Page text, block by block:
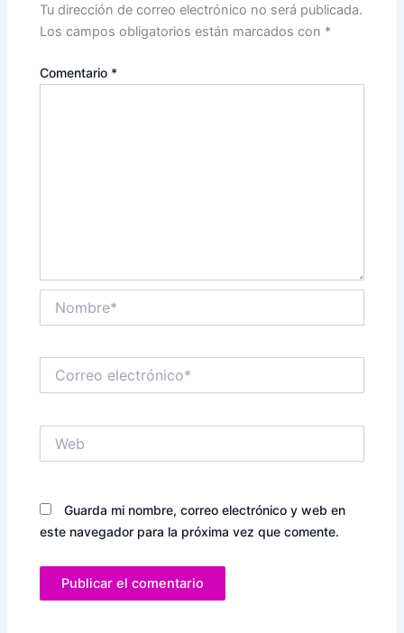
Tu dirección de correo electrónico no será publicada.
Los campos obligatorios están marcados con *
Comentario *
electrónico*
Guarda mi nombre, correo electrónico y web en
este navegador para la próxima vez que comente.